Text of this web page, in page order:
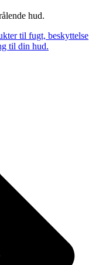
hud.
til fugt, beskyttelse
til din hud.